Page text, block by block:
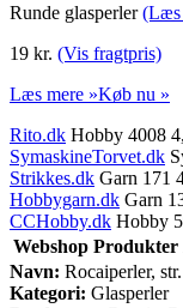
Runde glasperler(Læs
19 kr. (Vis fragtpris)
Læs mere »Køb nu »
Rito.dk Hobby 4008
SymaskineTorvet.dk
Strikkes.dk Garn 171
Hobbygarn.dk Garn
CCHobby.dk Hobby
Webshop Produkter
Navn: Rocaiperler,
Kategori: Glasperler